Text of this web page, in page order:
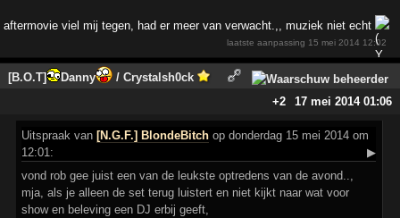
aftermovie viel mij tegen, had er meer van verwacht.,, muziek niet echt
laatste aanpassing 15 mei 2014 12:02
[B.O.T] Danny
/ Crystalsh0ck
+2
17 mei 2014 01:06
Uitspraak van [N.G.F.] BlondeBitch op donderdag 15 mei 2014 om
12:01:
▶
vond rob gee juist een van de leukste optredens van de avond..,
mja, als je alleen de set terug luistert en niet kijkt naar wat voor
show en beleving een DJ erbij geeft,